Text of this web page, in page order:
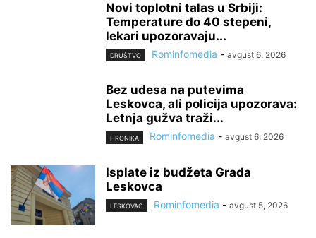
Novi toplotni talas u Srbiji:
Temperature do 40 stepeni,
lekari upozoravaju...
DRUŠTVO Rominfomedia - avgust 6, 2026
Bez udesa na putevima
Leskovca, ali policija upozorava:
Letnja gužva traži...
HRONIKA Rominfomedia - avgust 6, 2026
Isplate iz budžeta Grada
Leskovca
LESKOVAC Rominfomedia - avgust 5, 2026